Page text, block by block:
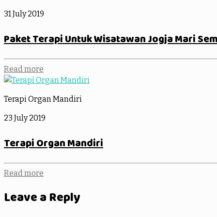
31 July 2019
Paket Terapi Untuk Wisatawan Jogja Mari
Read more
Terapi Organ Mandiri
23 July 2019
Terapi Organ Mandiri
Read more
Leave a Reply